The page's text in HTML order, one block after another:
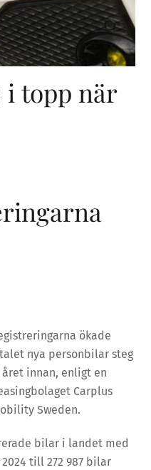
i topp när
ökade
nya personbilar steg
innan, enligt en
Carplus
Sweden.
bilar i landet med
till 272 987 bilar